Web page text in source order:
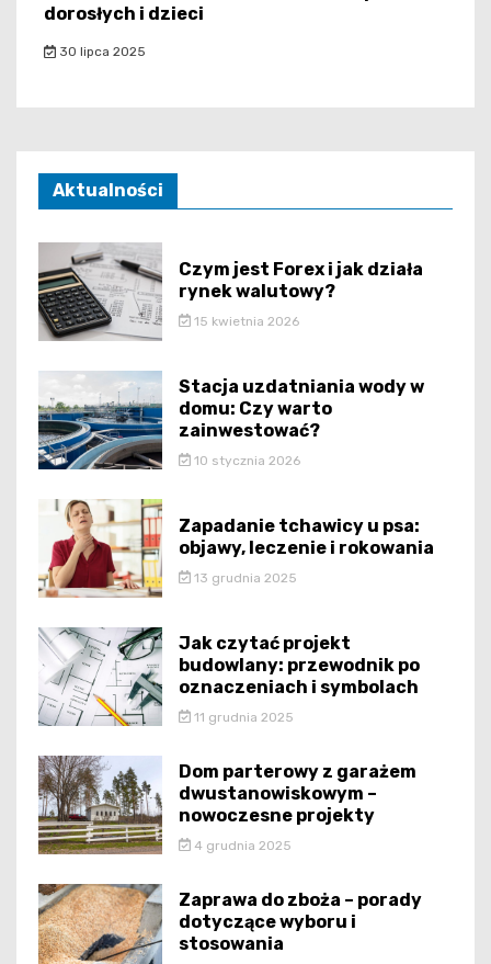
dorosłych i dzieci
30 lipca 2025
Aktualności
Czym jest Forex i jak działa
rynek walutowy?
15 kwietnia 2026
Stacja uzdatniania wody w
domu: Czy warto
zainwestować?
10 stycznia 2026
Zapadanie tchawicy u psa:
objawy, leczenie i rokowania
13 grudnia 2025
Jak czytać projekt
budowlany: przewodnik po
oznaczeniach i symbolach
11 grudnia 2025
Dom parterowy z garażem
dwustanowiskowym –
nowoczesne projekty
4 grudnia 2025
Zaprawa do zboża – porady
dotyczące wyboru i
stosowania